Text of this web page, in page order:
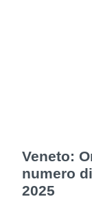
Veneto:
numero
2025